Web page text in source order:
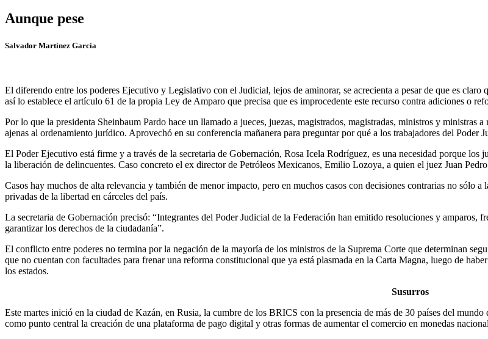
Aunque pese
Salvador Martínez García
El diferendo entre los poderes Ejecutivo y Legislativo con el Judicial, lejos de aminorar, se acrecienta a pesar de que es
así lo establece el artículo 61 de la propia Ley de Amparo que precisa que es improcedente este recurso contra adiciones o
Por lo que la presidenta Sheinbaum Pardo hace un llamado a jueces, juezas, magistrados, magistradas, ministros y ministras
ajenas al ordenamiento jurídico. Aprovechó en su conferencia mañanera para preguntar por qué a los trabajadores del Poder
El Poder Ejecutivo está firme y a través de la secretaria de Gobernación, Rosa Icela Rodríguez, es una necesidad porque
la liberación de delincuentes. Caso concreto el ex director de Petróleos Mexicanos, Emilio Lozoya, a quien el juez Juan
Casos hay muchos de alta relevancia y también de menor impacto, pero en muchos casos con decisiones contrarias no sólo
privadas de la libertad en cárceles del país.
La secretaria de Gobernación precisó: “Integrantes del Poder Judicial de la Federación han emitido resoluciones y amparos,
garantizar los derechos de la ciudadanía”.
El conflicto entre poderes no termina por la negación de la mayoría de los ministros de la Suprema Corte que determinan
que no cuentan con facultades para frenar una reforma constitucional que ya está plasmada en la Carta Magna, luego de
los estados.
Susurros
Este martes inició en la ciudad de Kazán, en Rusia, la cumbre de los BRICS con la presencia de más de 30 países del
como punto central la creación de una plataforma de pago digital y otras formas de aumentar el comercio en monedas